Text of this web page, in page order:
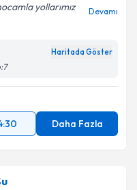
yollarımız
Devamı
Haritada Göster
Daha Fazla